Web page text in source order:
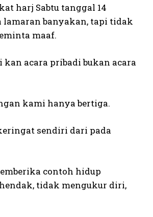
harj Sabtu tanggal 14
lamaran banyakan, tapi tidak
maaf.
acara pribadi bukan acara
kami hanya bertiga.
sendiri dari pada
contoh hidup
tidak mengukur diri,